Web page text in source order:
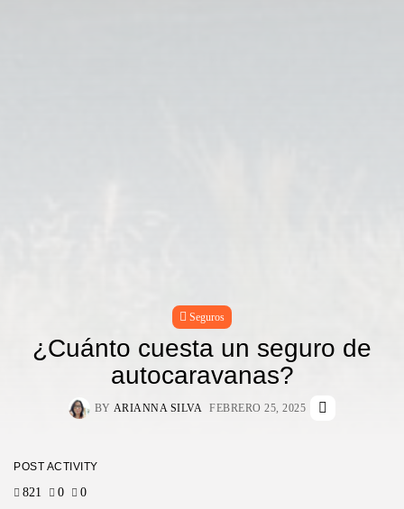
Seguros
¿Cuánto cuesta un seguro de
autocaravanas?
BY ARIANNA SILVA FEBRERO 25, 2025
POST ACTIVITY
821 0 0